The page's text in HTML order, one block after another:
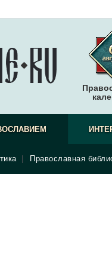
Православная